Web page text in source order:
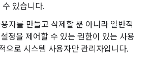
있습니다.
자를 만들고 삭제할 뿐 아니라 일반적
정을 제어할 수 있는 권한이 있는 사용
으로 시스템 사용자만 관리자입니다.